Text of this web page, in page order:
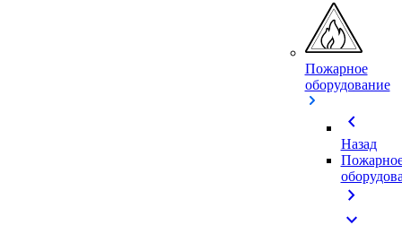
Пожарное
оборудование
chevron_left
Назад
chevron_right
expand_more